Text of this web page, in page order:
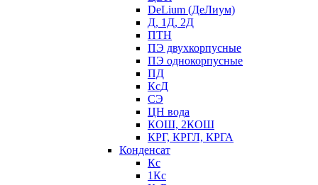
DeLium (ДеЛиум)
Д, 1Д, 2Д
ПТН
ПЭ двухкорпусные
ПЭ однокорпусные
ПД
КсД
СЭ
ЦН вода
КОШ, 2КОШ
КРГ, КРГЛ, КРГА
Конденсат
Кс
1Кс